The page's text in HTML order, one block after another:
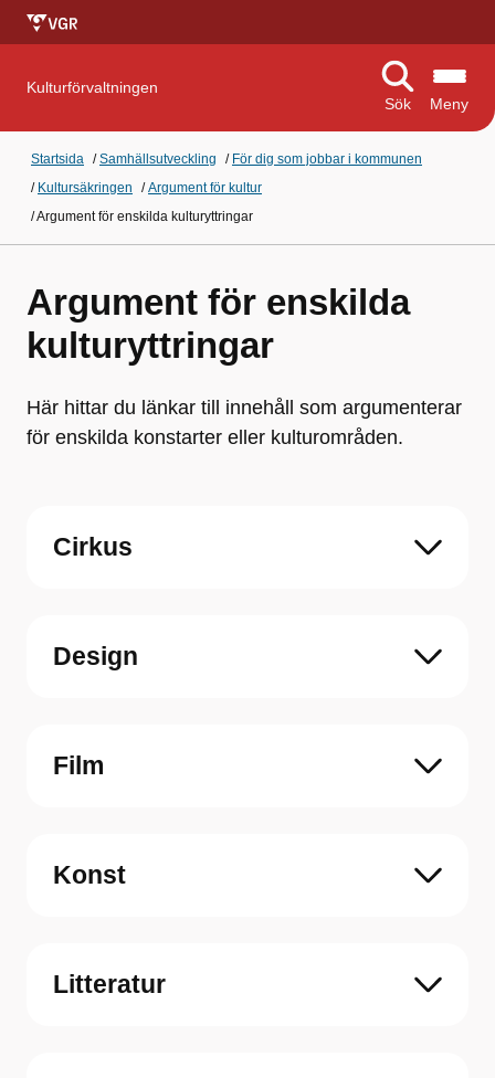
Kulturförvaltningen
Sök
Meny
Startsida /Samhällsutveckling / För dig som jobbar i kommunen
/ Kultursäkringen /Argument för kultur
/Argument för enskilda kulturyttringar
Argument för enskilda
kulturyttringar
Här hittar du länkar till innehåll som argumenterar
för enskilda konstarter eller kulturområden.
Cirkus
Design
Film
Konst
Litteratur